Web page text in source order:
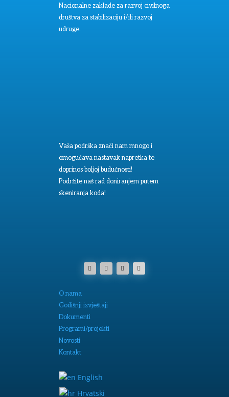
Nacionalne zaklade za razvoj civilnoga
društva za stabilizaciju i/ili razvoj
udruge.
Vaša podrška znači nam mnogo i
omogućava nastavak napretka te
doprinos boljoj budućnosti!
Podržite naš rad doniranjem putem
skeniranja koda!
O nama
Godišnji izvještaji
Dokumenti
Programi/projekti
Novosti
Kontakt
English
Hrvatski